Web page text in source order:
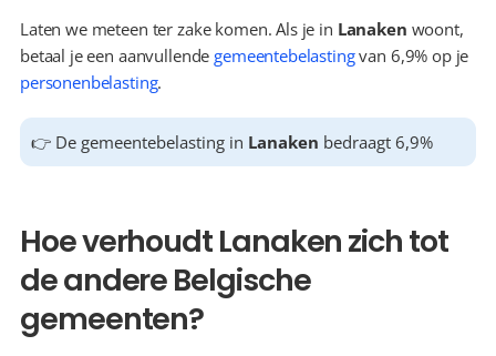
Laten we meteen ter zake komen. Als je in Lanaken woont,
betaal je een aanvullende gemeentebelasting
personenbelasting.
👉 De gemeentebelasting in Lanaken bedraagt 6,9%
Hoe verhoudt Lanaken zich tot
de andere Belgische
gemeenten?